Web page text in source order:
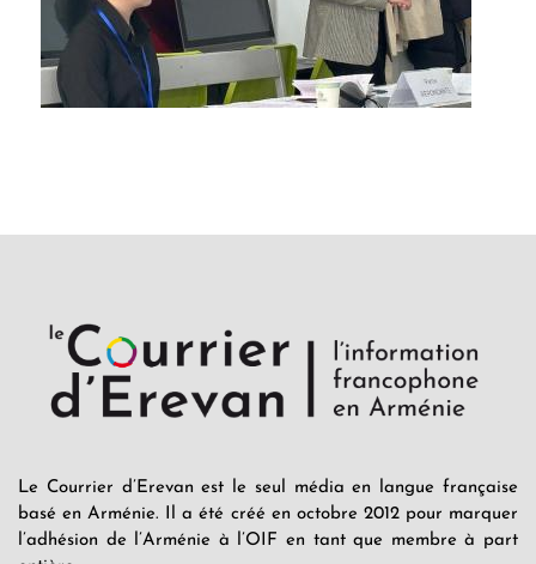
Le Courrier d’Erevan est le seul média en langue française
basé en Arménie. Il a été créé en octobre 2012 pour marquer
l’adhésion de l’Arménie à l’OIF en tant que membre à part